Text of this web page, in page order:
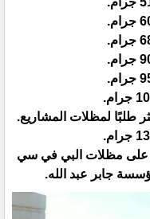
من 5 إلي 10 سنوات على مظلات البي في سي
جابر عبد الله.‏